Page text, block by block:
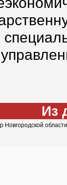
Из
Новгородской области